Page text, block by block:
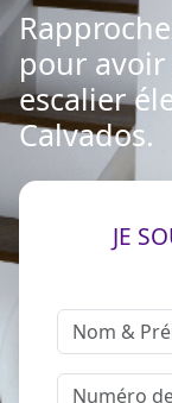
pour
escalier
Calvados.
JE